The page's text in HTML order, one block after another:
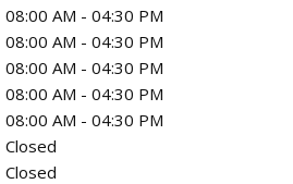
08:00 AM - 04:30 PM
08:00 AM - 04:30 PM
08:00 AM - 04:30 PM
08:00 AM - 04:30 PM
08:00 AM - 04:30 PM
Closed
Closed